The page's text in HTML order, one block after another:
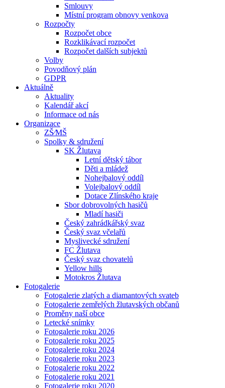
Smlouvy
Místní program obnovy venkova
Rozpočty
Rozpočet obce
Rozklikávací rozpočet
Rozpočet dalších subjektů
Volby
Povodňový plán
GDPR
Aktuálně
Aktuality
Kalendář akcí
Informace od nás
Organizace
ZŠ⁄MŠ
Spolky & sdružení
SK Žlutava
Letní dětský tábor
Děti a mládež
Nohejbalový oddíl
Volejbalový oddíl
Dotace Zlínského kraje
Sbor dobrovolných hasičů
Mladí hasiči
Český zahrádkářský svaz
Český svaz včelařů
Myslivecké sdružení
FC Žlutava
Český svaz chovatelů
Yellow hills
Motokros Žlutava
Fotogalerie
Fotogalerie zlatých a diamantových svateb
Fotogalerie zemřelých žlutavských občanů
Proměny naší obce
Letecké snímky
Fotogalerie roku 2026
Fotogalerie roku 2025
Fotogalerie roku 2024
Fotogalerie roku 2023
Fotogalerie roku 2022
Fotogalerie roku 2021
Fotogalerie roku 2020